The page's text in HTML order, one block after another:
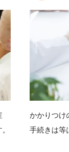
かかりつけ
手続きは等